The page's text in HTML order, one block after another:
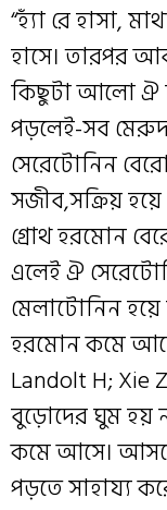
“হ‍্যাঁ রে হাসা,
হাসে। তারপর
কিছুটা আলো ঐ
পড়লেই-সব
সেরেটোনিন
সজীব,সক্রিয়
গ্রোথ হরমোন
এলেই ঐ
মেলাটোনিন
হরমোন কমে
Landolt H; Xie
বুড়োদের ঘুম হয়
কমে আসে।
পড়তে সাহায্য